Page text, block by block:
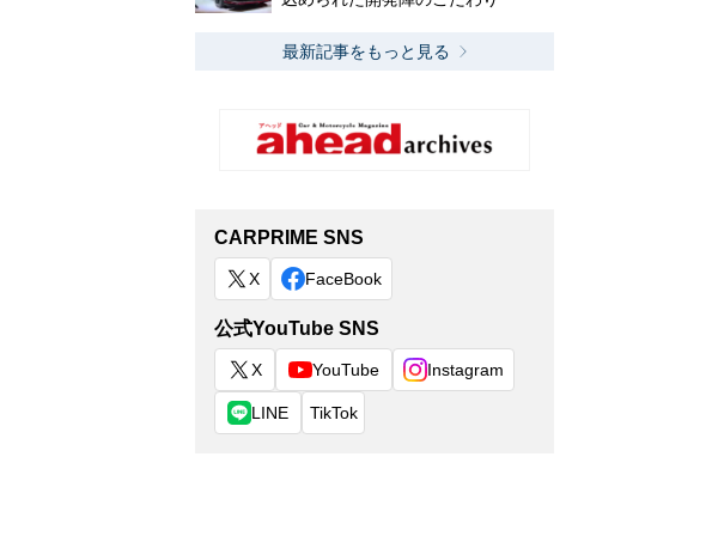
最新記事をもっと見る
CARPRIME SNS
X FaceBook
公式YouTube SNS
X YouTube Instagram
LINE TikTok